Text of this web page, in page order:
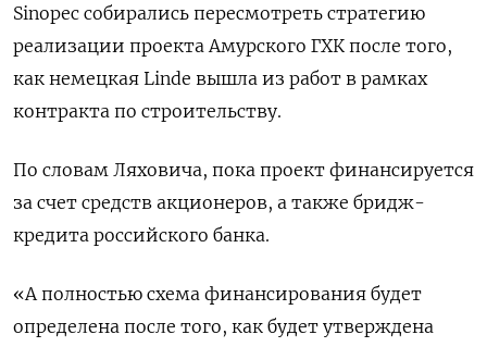
Sinopec собирались пересмотреть стратегию
реализации проекта Амурского ГХК после того,
как немецкая Linde вышла из работ в рамках
контракта по строительству.
По словам Ляховича, пока проект финансируется
за счет средств акционеров, а также бридж-
кредита российского банка.
«А полностью схема финансирования будет
определена после того, как будет утверждена